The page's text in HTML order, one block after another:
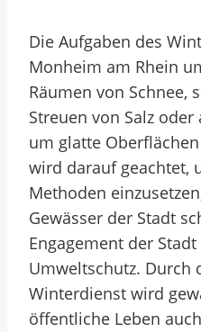
Die Aufgaben des
Monheim am Rhein
Räumen von Schnee,
Streuen von Salz
um glatte
wird darauf geachtet,
Methoden
Gewässer der Stadt
Engagement der
Umweltschutz. Durch
Winterdienst wird
öffentliche Leben